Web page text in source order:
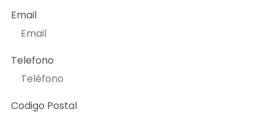
Email
Telefono
Codigo Postal